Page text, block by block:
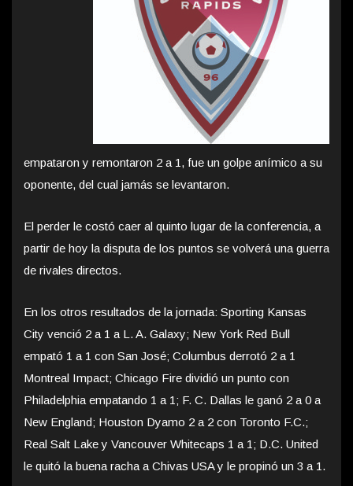
empataron y remontaron 2 a 1, fue un golpe anímico a su
oponente, del cual jamás se levantaron.
El perder le costó caer al quinto lugar de la conferencia, a
partir de hoy la disputa de los puntos se volverá una guerra
de rivales directos.
En los otros resultados de la jornada: Sporting Kansas
City venció 2 a 1 a L. A. Galaxy; New York Red Bull
empató 1 a 1 con San José; Columbus derrotó 2 a 1
Montreal Impact; Chicago Fire dividió un punto con
Philadelphia empatando 1 a 1; F. C. Dallas le ganó 2 a 0 a
New England; Houston Dyamo 2 a 2 con Toronto F.C.;
Real Salt Lake y Vancouver Whitecaps 1 a 1; D.C. United
le quitó la buena racha a Chivas USA y le propinó un 3 a 1.